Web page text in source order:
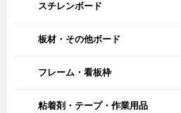
スチレンボード
板材・その他ボード
フレーム・看板枠
粘着剤・テープ・作業用品